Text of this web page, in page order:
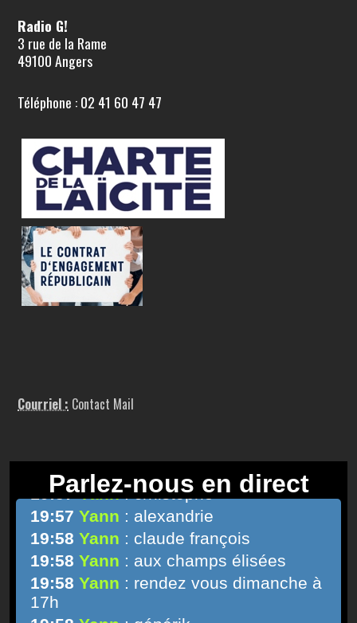
Radio G!
3 rue de la Rame
49100 Angers
Téléphone : 02 41 60 47 47
Courriel : Contact Mail